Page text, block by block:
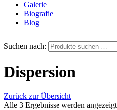
Galerie
Biografie
Blog
Suchen nach:
Dispersion
Zurück zur Übersicht
Alle 3 Ergebnisse werden angezeigt